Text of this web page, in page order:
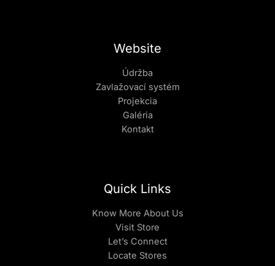
Website
Údržba
Zavlažovací systém
Projekcia
Galéria
Kontakt
Quick Links
Know More About Us
Visit Store
Let’s Connect
Locate Stores